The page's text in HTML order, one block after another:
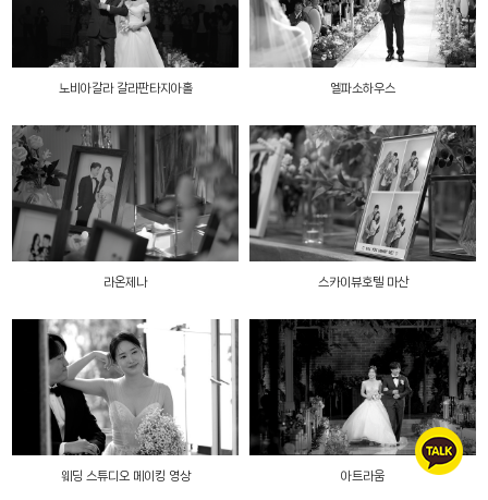
노비아갈라 갈라판타지아홀 엘파소하우스
라온제나 스카이뷰호텔 마산
웨딩 스튜디오 메이킹 영상 아트라움